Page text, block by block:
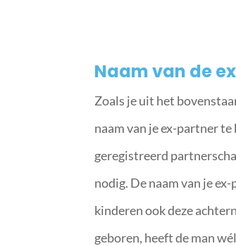
Naam van de
Zoals je uit het
naam van je ex-partner
geregistreerd
nodig. De naam van je
kinderen ook deze
geboren, heeft de man